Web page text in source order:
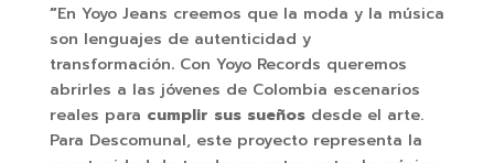
“En Yoyo Jeans creemos que la moda y la música
son lenguajes de autenticidad y
transformación. Con Yoyo Records queremos
abrirles a las jóvenes de Colombia escenarios
reales para cumplir sus sueños desde el arte.
Para Descomunal, este proyecto representa la